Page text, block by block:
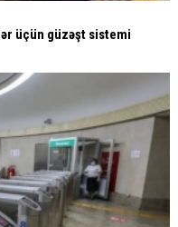
üçün güzəşt sistemi